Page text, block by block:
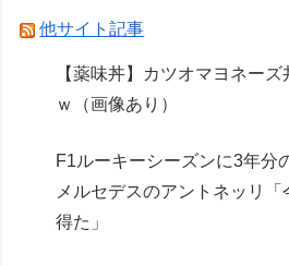
ノ上たきな」 STREET
ア【彩色原型公開】
Powered by livedoor 相互RSS
他サイト記事
【薬味丼】カツオマヨネー
ｗ（画像あり）
F1ルーキーシーズンに3年分
メルセデスのアントネッリ
得た」